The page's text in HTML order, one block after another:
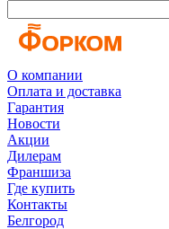
О компании
Оплата и доставка
Гарантия
Новости
Акции
Дилерам
Франшиза
Где купить
Контакты
Белгород